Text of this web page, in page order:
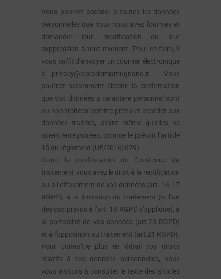
Vous pourrez accéder à toutes les données
personnelles que vous nous avez fournies et
demander leur modification ou leur
suppression à tout moment. Pour ce faire, il
vous suffit d’envoyer un courrier électronique
à privacy@accademiamugnano.it . Vous
pourrez notamment obtenir la confirmation
que vos données à caractère personnel sont
ou non traitées comme prévu et accéder aux
données traitées, avant même qu’elles ne
soient enregistrées, comme le prévoit l’article
15 du règlement (UE/2016/679).
Outre la confirmation de l’existence du
traitement, vous avez le droit à la rectification
ou à l’effacement de vos données (art. 16-17
RGPD), à la limitation du traitement (si l’un
des cas prévus à l’art. 18 RGPD s’applique), à
la portabilité de vos données (art.20 RGPD)
et à l’opposition au traitement (art.21 RGPD).
Pour connaître plus en détail vos droits
relatifs à vos données personnelles, nous
vous invitons à consulter le texte des articles